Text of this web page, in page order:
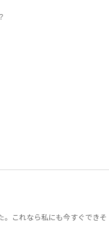
これなら私にも今すぐできそ